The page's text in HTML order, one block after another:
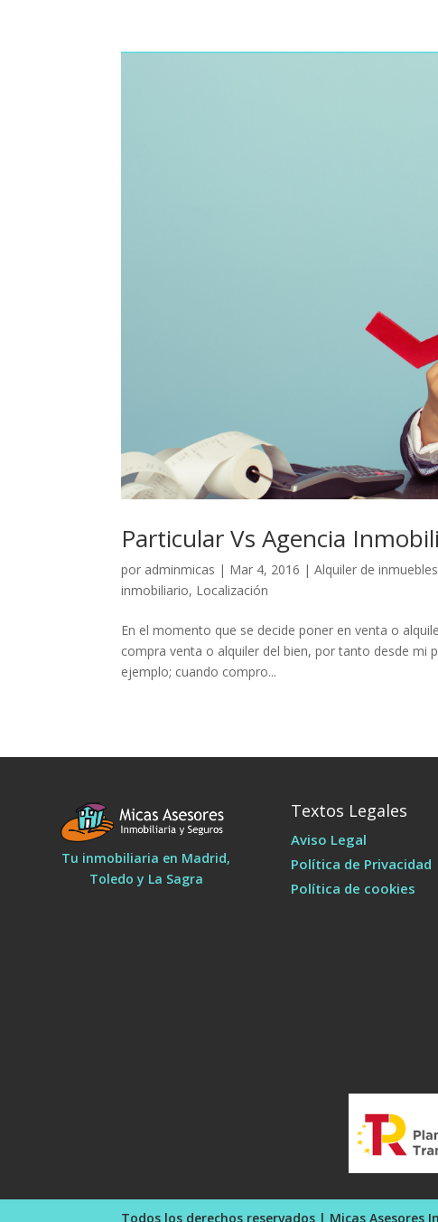
Particular Vs Agencia
por adminmicas | Mar 4, 2016 |Alquiler de inmuebles
inmobiliario, Localización
En el momento que se decide poner en venta o
compra venta o alquiler del bien, por tanto desde mi
ejemplo; cuando compro...
Tu inmobiliaria en Madrid,
Toledo y La Sagra
Textos Legales
Aviso Legal
Política de Privacidad
Política de cookies
Todos los derechos reservados | Micas Asesores